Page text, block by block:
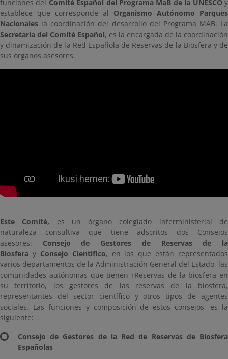
funciones del Comité Español del Programa MaB de la UNESCO y
establece que corresponde al Organismo Autónomo Parques
Nacionales la coordinación del desarrollo del Programa MAB. La
Secretaría del Comité Español, es la encargada de la coordinación
y dinamización de la Red Española de Reservas de la Biosfera y de
sus órganos asesores.
Este Comité, es un órgano colegiado interministerial de
naturaleza consultiva que tiene adscritos dos Consejos
asesores: Consejo de Gestores de Reservas de la
Biosfera y Consejo Científico, en los que están representados
varios departamentos de la Administración General del Estado, las
comunidades autónomas que tienen rReservas de la biosfera en
su territorio, los gestores de las reservas de la biosfera,
representantes del sector científico y otros tipos de agentes
sociales. Las funciones y composición de estos consejos, es la
siguiente:
Consejo de Gestores de la Red de Reservas de Biosfera
Españolas